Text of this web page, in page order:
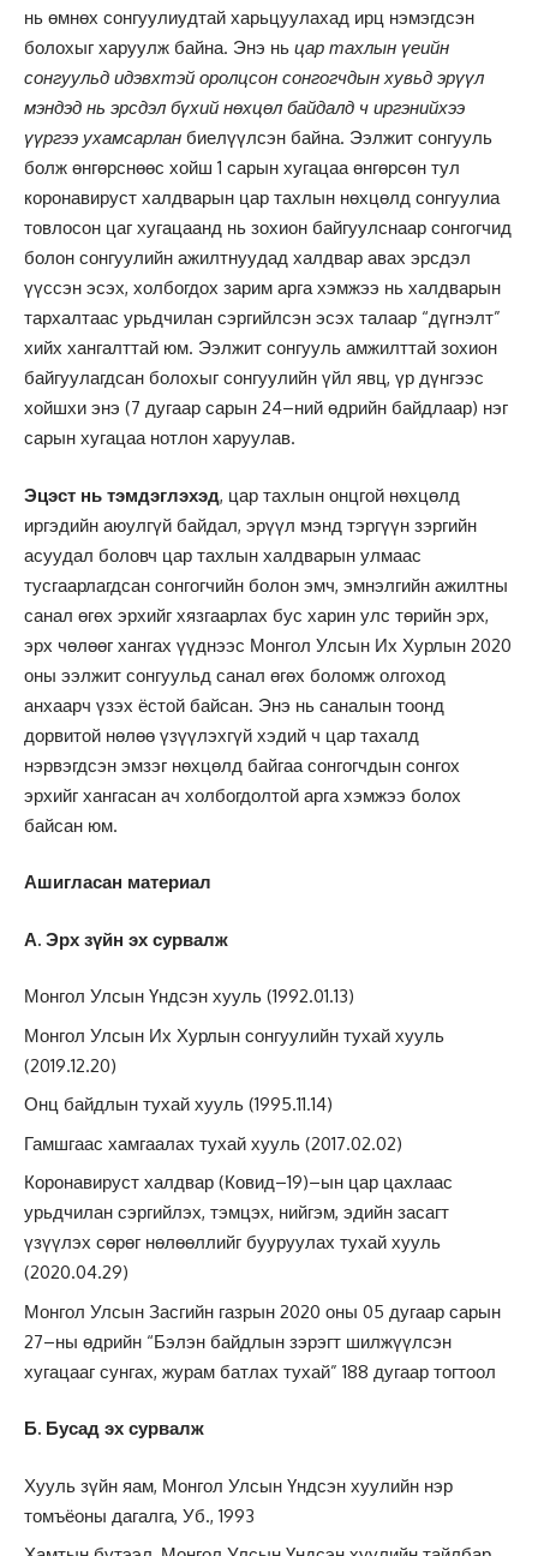
нь өмнөх сонгуулиудтай харьцуулахад ирц нэмэгдсэн
болохыг харуулж байна. Энэ нь цар тахлын үеийн
сонгуульд идэвхтэй оролцсон сонгогчдын хувьд эрүүл
мэндэд нь эрсдэл бүхий нөхцөл байдалд ч иргэнийхээ
үүргээ ухамсарлан биелүүлсэн байна. Ээлжит сонгууль
болж өнгөрснөөс хойш 1 сарын хугацаа өнгөрсөн тул
коронавируст халдварын цар тахлын нөхцөлд сонгуулиа
товлосон цаг хугацаанд нь зохион байгуулснаар сонгогчид
болон сонгуулийн ажилтнуудад халдвар авах эрсдэл
үүссэн эсэх, холбогдох зарим арга хэмжээ нь халдварын
тархалтаас урьдчилан сэргийлсэн эсэх талаар “дүгнэлт”
хийх хангалттай юм. Ээлжит сонгууль амжилттай зохион
байгуулагдсан болохыг сонгуулийн үйл явц, үр дүнгээс
хойшхи энэ (7 дугаар сарын 24–ний өдрийн байдлаар) нэг
сарын хугацаа нотлон харуулав.
Эцэст нь тэмдэглэхэд, цар тахлын онцгой нөхцөлд
иргэдийн аюулгүй байдал, эрүүл мэнд тэргүүн зэргийн
асуудал боловч цар тахлын халдварын улмаас
тусгаарлагдсан сонгогчийн болон эмч, эмнэлгийн ажилтны
санал өгөх эрхийг хязгаарлах бус харин улс төрийн эрх,
эрх чөлөөг хангах үүднээс Монгол Улсын Их Хурлын 2020
оны ээлжит сонгуульд санал өгөх боломж олгоход
анхаарч үзэх ёстой байсан. Энэ нь саналын тоонд
дорвитой нөлөө үзүүлэхгүй хэдий ч цар тахалд
нэрвэгдсэн эмзэг нөхцөлд байгаа сонгогчдын сонгох
эрхийг хангасан ач холбогдолтой арга хэмжээ болох
байсан юм.
Ашигласан материал
А. Эрх зүйн эх сурвалж
Монгол Улсын Үндсэн хууль (1992.01.13)
Монгол Улсын Их Хурлын сонгуулийн тухай хууль
(2019.12.20)
Онц байдлын тухай хууль (1995.11.14)
Гамшгаас хамгаалах тухай хууль (2017.02.02)
Коронавируст халдвар (Ковид–19)–ын цар цахлаас
урьдчилан сэргийлэх, тэмцэх, нийгэм, эдийн засагт
үзүүлэх сөрөг нөлөөллийг бууруулах тухай хууль
(2020.04.29)
Монгол Улсын Засгийн газрын 2020 оны 05 дугаар сарын
27–ны өдрийн “Бэлэн байдлын зэрэгт шилжүүлсэн
хугацааг сунгах, журам батлах тухай” 188 дугаар тогтоол
Б. Бусад эх сурвалж
Хууль зүйн яам, Монгол Улсын Үндсэн хуулийн нэр
томъёоны дагалга, Уб., 1993